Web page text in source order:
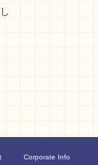
Corporate Info